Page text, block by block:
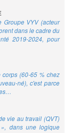
VYV (acteur
dans le cadre du
2019-2024, pour
(60-65 % chez
né), c'est parce
vie au travail (QVT)
dans une logique